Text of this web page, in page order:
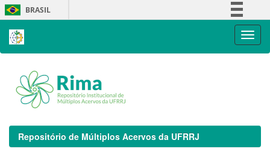
Skip
navigation
BRASIL
Repositório de Múltiplos Acervos da UFRRJ